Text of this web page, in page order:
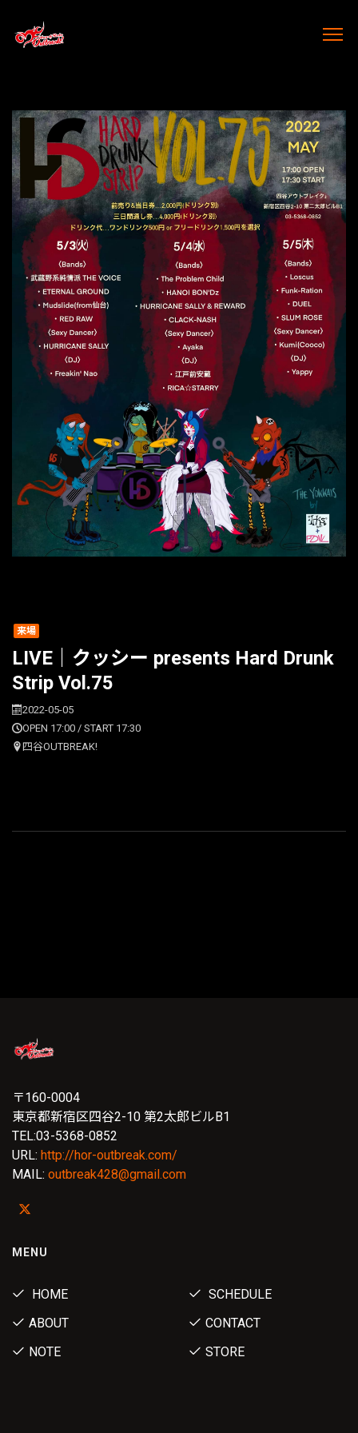
来場
LIVE｜クッシー presents Hard Drunk
Strip Vol.75
2022-05-05
OPEN 17:00 / START 17:30
四谷OUTBREAK!
〒160-0004
東京都新宿区四谷2-10 第2太郎ビルB1
TEL:03-5368-0852
URL: http://hor-outbreak.com/
MAIL: outbreak428@gmail.com
MENU
HOME
SCHEDULE
ABOUT
CONTACT
NOTE
STORE